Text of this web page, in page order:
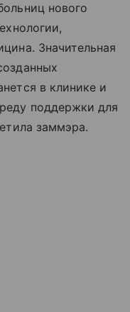
нового
Значительная
в клинике и
поддержки для
заммэра.